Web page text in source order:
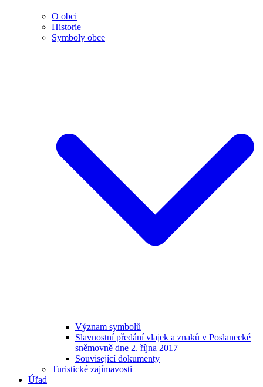
O obci
Historie
Symboly obce
Význam symbolů
Slavnostní předání vlajek a znaků v Poslanecké
sněmovně dne 2. října 2017
Související dokumenty
Turistické zajímavosti
Úřad